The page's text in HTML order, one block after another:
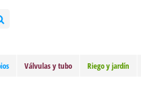
Válvulas y tubo Riego y jardín